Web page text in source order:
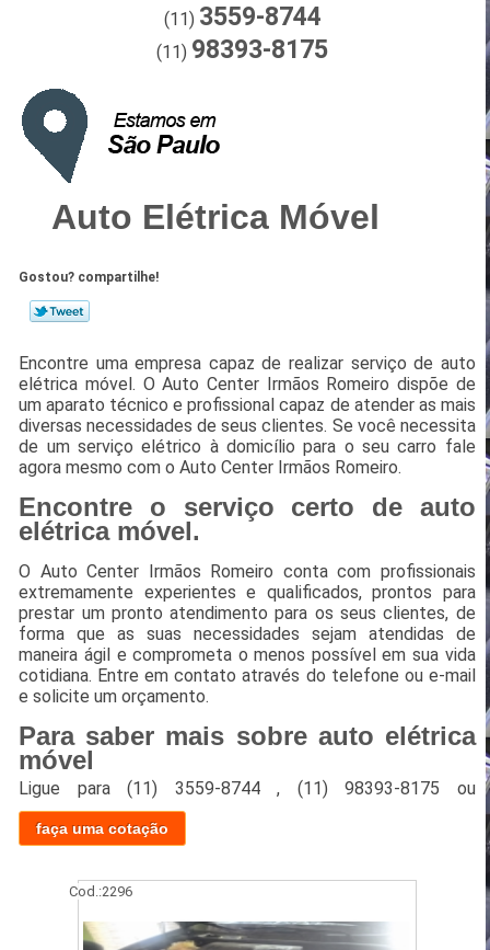
(11) 3559-8744
(11) 98393-8175
Auto Elétrica Móvel
Gostou? compartilhe!
Encontre uma empresa capaz de realizar serviço de auto
elétrica móvel. O Auto Center Irmãos Romeiro dispõe de
um aparato técnico e profissional capaz de atender as mais
diversas necessidades de seus clientes. Se você necessita
de um serviço elétrico à domicílio para o seu carro fale
agora mesmo com o Auto Center Irmãos Romeiro.
Encontre o serviço certo de auto
elétrica móvel.
O Auto Center Irmãos Romeiro conta com profissionais
extremamente experientes e qualificados, prontos para
prestar um pronto atendimento para os seus clientes, de
forma que as suas necessidades sejam atendidas de
maneira ágil e comprometa o menos possível em sua vida
cotidiana. Entre em contato através do telefone ou e-mail
e solicite um orçamento.
Para saber mais sobre auto elétrica
móvel
Ligue para(11) 3559-8744, (11) 98393-8175 ou
faça uma cotação
Cod.:2296